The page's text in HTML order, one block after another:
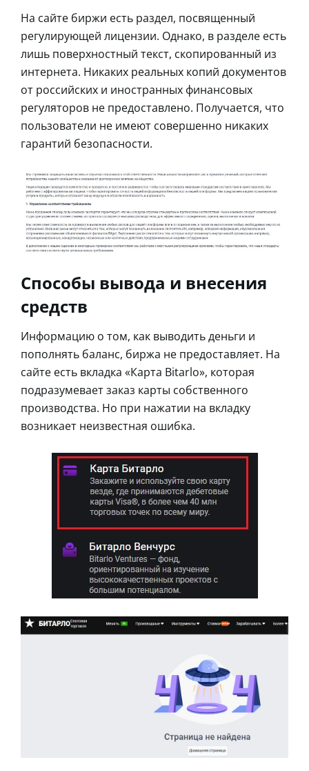
На сайте биржи есть раздел, посвященный
регулирующей лицензии. Однако, в разделе есть
лишь поверхностный текст, скопированный из
интернета. Никаких реальных копий документов
от российских и иностранных финансовых
регуляторов не предоставлено. Получается, что
пользователи не имеют совершенно никаких
гарантий безопасности.
Способы вывода и внесения
средств
Информацию о том, как выводить деньги и
пополнять баланс, биржа не предоставляет. На
сайте есть вкладка «Карта Bitarlo», которая
подразумевает заказ карты собственного
производства. Но при нажатии на вкладку
возникает неизвестная ошибка.